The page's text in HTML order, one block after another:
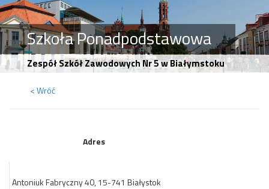
Szkoła Ponadpodstawowa
Zespół Szkół Zawodowych Nr 5 w Białymstoku
< Wróć
Adres
Antoniuk Fabryczny 40, 15-741 Białystok